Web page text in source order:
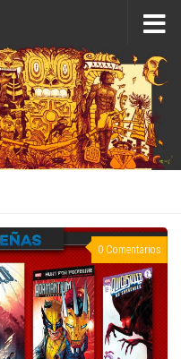
0 Comentarios